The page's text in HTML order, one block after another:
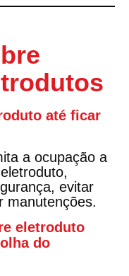
até ficar
a ocupação a
,
evitar
manutenções.
eletroduto
do